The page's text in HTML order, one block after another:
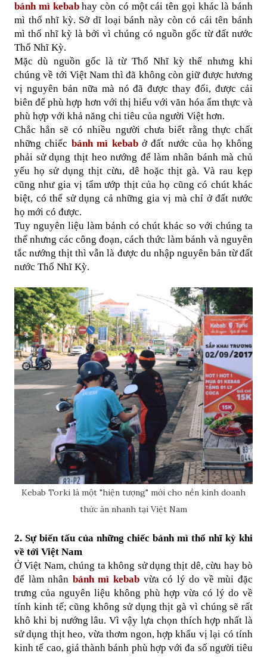
bánh mì kebab hay còn có một cái tên gọi khác là bánh
mì thổ nhĩ kỳ. Sở dĩ loại bánh này còn có cái tên bánh
mì thổ nhĩ kỳ là bởi vì chúng có nguồn gốc từ đất nước
Thổ Nhĩ Kỳ.
Mặc dù nguồn gốc là từ Thổ Nhĩ kỳ thế nhưng khi
chúng về tới Việt Nam thì đã không còn giữ được hương
vị nguyên bản nữa mà nó đã được thay đổi, được cải
biên để phù hợp hơn với thị hiếu với văn hóa ẩm thực và
phù hợp với khả năng chi tiêu của người Việt hơn.
Chắc hẳn sẽ có nhiều người chưa biết rằng thực chất
những chiếc bánh mì kebab ở đất nước của họ không
phải sử dụng thịt heo nướng để làm nhân bánh mà chủ
yếu họ sử dụng thịt cừu, dê hoặc thịt gà. Và rau kẹp
cũng như gia vị tẩm ướp thịt của họ cũng có chút khác
biệt, có thể sử dụng cả những gia vị mà chỉ ở đất nước
họ mới có được.
Tuy nguyên liệu làm bánh có chút khác so với chúng ta
thế nhưng các công đoạn, cách thức làm bánh và nguyên
tắc nướng thịt thì vẫn là được du nhập nguyên bản từ đất
nước Thổ Nhĩ Kỳ.
Kebab Torki là một "hiện tượng" mới cho nền kinh doanh
thức ăn nhanh tại Việt Nam
2. Sự biến tấu của những chiếc bánh mì thổ nhĩ kỳ khi
về tới Việt Nam
Ở Việt Nam, chúng ta không sử dụng thịt dê, cừu hay bò
để làm nhân bánh mì kebab vừa có lý do về mùi đặc
trưng của nguyên liệu không phù hợp vừa có lý do về
tính kinh tế; cũng không sử dụng thịt gà vì chúng sẽ rất
khô khi bị nướng lâu. Vì vậy lựa chọn thích hợp nhất là
sử dụng thịt heo, vừa thơm ngon, hợp khẩu vị lại có tính
kinh tế cao, giá thành bánh phù hợp với đa số người tiêu